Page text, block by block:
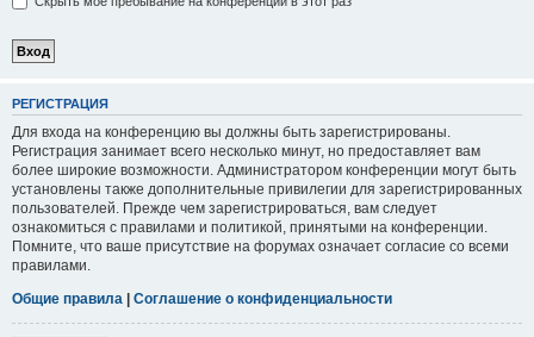
РЕГИСТРАЦИЯ
Для входа на конференцию вы должны быть зарегистрированы.
Регистрация занимает всего несколько минут, но предоставляет вам
более широкие возможности. Администратором конференции могут быть
установлены также дополнительные привилегии для зарегистрированных
пользователей. Прежде чем зарегистрироваться, вам следует
ознакомиться с правилами и политикой, принятыми на конференции.
Помните, что ваше присутствие на форумах означает согласие со всеми
правилами.
Общие правила | Соглашение о конфиденциальности